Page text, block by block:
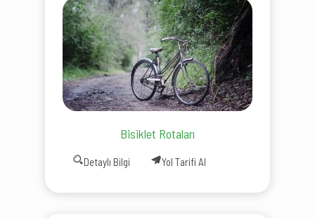
Bisiklet Rotaları
Detaylı Bilgi Yol Tarifi Al